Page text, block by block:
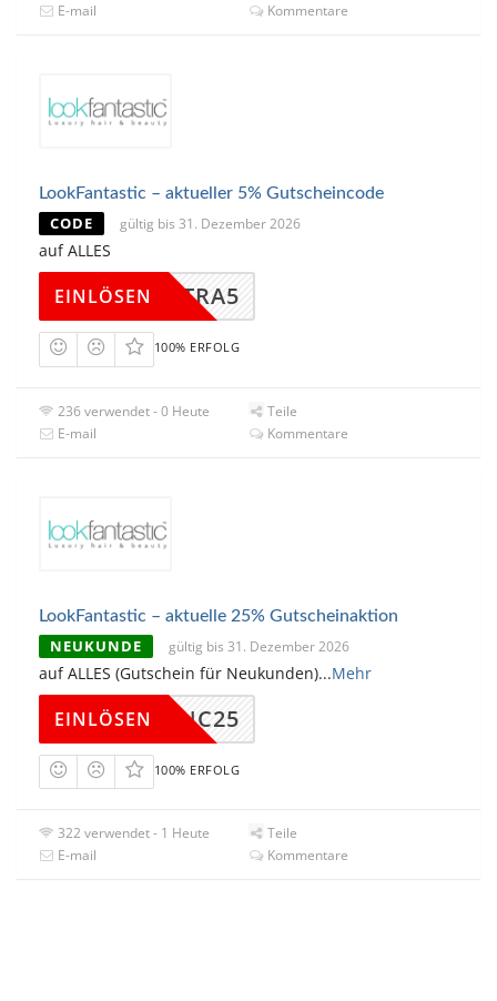
E-mail
Kommentare
LookFantastic – aktueller 5% Gutscheincode
CODE gültig bis 31. Dezember 2026
auf ALLES
LFEXTRA5
EINLÖSEN
100% ERFOLG
236 verwendet - 0 Heute
Teile
E-mail
Kommentare
LookFantastic – aktuelle 25% Gutscheinaktion
NEUKUNDE gültig bis 31. Dezember 2026
auf ALLES (Gutschein für Neukunden)...Mehr
NC25
EINLÖSEN
100% ERFOLG
322 verwendet - 1 Heute
Teile
E-mail
Kommentare